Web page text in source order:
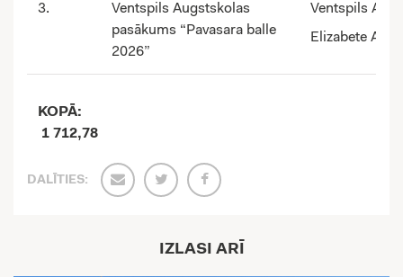
3.
Ventspils Augstskolas
pasākums “Pavasara balle
2026”
Ventspils
Elizabete
KOPĀ:
1 712,78
DALĪTIES:
IZLASI ARĪ